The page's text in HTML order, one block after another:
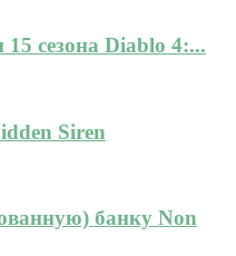
сезона Diablo 4:...
Siren
банку Non